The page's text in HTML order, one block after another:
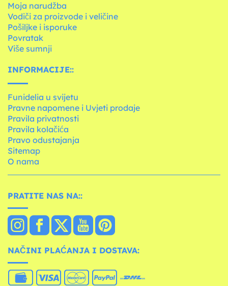
Moja narudžba
Vodiči za proizvode i veličine
Pošiljke i isporuke
Povratak
Više sumnji
INFORMACIJE::
Funidelia u svijetu
Pravne napomene i Uvjeti prodaje
Pravila privatnosti
Pravila kolačića
Pravo odustajanja
Sitemap
O nama
PRATITE NAS NA::
NAČINI PLAĆANJA I DOSTAVA: